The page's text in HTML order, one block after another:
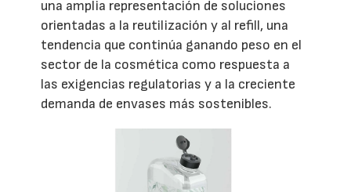
una amplia representación de soluciones
orientadas a la reutilización y al refill, una
tendencia que continúa ganando peso en el
sector de la cosmética como respuesta a
las exigencias regulatorias y a la creciente
demanda de envases más sostenibles.